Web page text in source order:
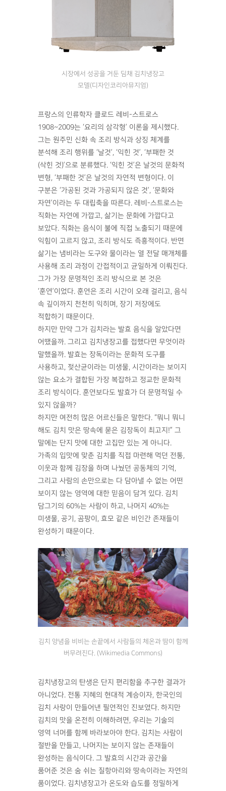
시장에서 성공을 거둔 딤채 김치냉장고
모델(디자인코리아뮤지엄)
프랑스의 인류학자 클로드 레비-스트로스
1908~2009는 ‘요리의 삼각형’ 이론을 제시했다.
그는 원주민 신화 속 조리 방식과 상징 체계를
분석해 조리 행위를 ‘날것’, ‘익힌 것’, ‘부패한 것
(삭힌 것)’으로 분류했다. ‘익힌 것’은 날것의 문화적
변형, ‘부패한 것’은 날것의 자연적 변형이다. 이
구분은 ‘가공된 것과 가공되지 않은 것’, ‘문화와
자연’이라는 두 대립축을 따른다. 레비-스트로스는
직화는 자연에 가깝고, 삶기는 문화에 가깝다고
보았다. 직화는 음식이 불에 직접 노출되기 때문에
익힘이 고르지 않고, 조리 방식도 즉흥적이다. 반면
삶기는 냄비라는 도구와 물이라는 열 전달 매개체를
사용해 조리 과정이 간접적이고 균일하게 이뤄진다.
그가 가장 문명적인 조리 방식으로 본 것은
‘훈연’이었다. 훈연은 조리 시간이 오래 걸리고, 음식
속 깊이까지 천천히 익히며, 장기 저장에도
적합하기 때문이다.
하지만 만약 그가 김치라는 발효 음식을 알았다면
어땠을까. 그리고 김치냉장고를 접했다면 무엇이라
말했을까. 발효는 장독이라는 문화적 도구를
사용하고, 젖산균이라는 미생물, 시간이라는 보이지
않는 요소가 결합된 가장 복잡하고 정교한 문화적
조리 방식이다. 훈연보다도 발효가 더 문명적일 수
있지 않을까?
하지만 여전히 많은 어르신들은 말한다. “뭐니 뭐니
해도 김치 맛은 땅속에 묻은 김장독이 최고지!” 그
말에는 단지 맛에 대한 고집만 있는 게 아니다.
가족의 입맛에 맞춘 김치를 직접 마련해 먹던 전통,
이웃과 함께 김장을 하며 나눴던 공동체의 기억,
그리고 사람의 손만으로는 다 담아낼 수 없는 어떤
보이지 않는 영역에 대한 믿음이 담겨 있다. 김치
담그기의 60%는 사람이 하고, 나머지 40%는
미생물, 공기, 곰팡이, 효모 같은 비인간 존재들이
완성하기 때문이다.
김치 양념을 비비는 손끝에서 사람들의 체온과 땀이 함께
버무려진다. (Wikimedia Commons)
김치냉장고의 탄생은 단지 편리함을 추구한 결과가
아니었다. 전통 지혜의 현대적 계승이자, 한국인의
김치 사랑이 만들어낸 필연적인 진보였다. 하지만
김치의 맛을 온전히 이해하려면, 우리는 기술의
영역 너머를 함께 바라보아야 한다. 김치는 사람이
절반을 만들고, 나머지는 보이지 않는 존재들이
완성하는 음식이다. 그 발효의 시간과 공간을
품어준 것은 숨 쉬는 질항아리와 땅속이라는 자연의
품이었다. 김치냉장고가 온도와 습도를 정밀하게